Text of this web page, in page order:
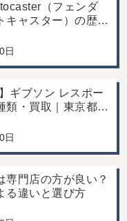
（フェンダ
キャスター）の歴史
日
ギブソン レスポー
類・買取｜東京都江
日
専門店の方が良い？
る違いと選び方